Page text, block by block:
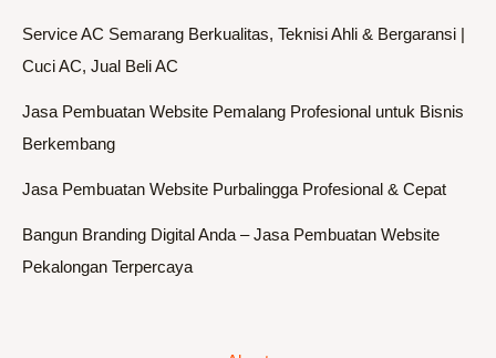
Service AC Semarang Berkualitas, Teknisi Ahli & Bergaransi |
Cuci AC, Jual Beli AC
Jasa Pembuatan Website Pemalang Profesional untuk Bisnis
Berkembang
Jasa Pembuatan Website Purbalingga Profesional & Cepat
Bangun Branding Digital Anda – Jasa Pembuatan Website
Pekalongan Terpercaya